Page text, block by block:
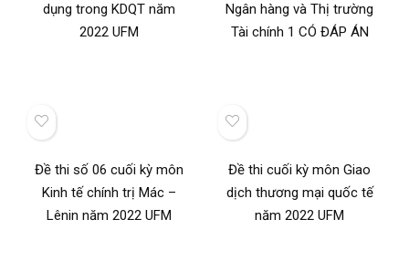
dụng trong KDQT năm
2022 UFM
Ngân hàng và Thị trường
Tài chính 1 CÓ ĐÁP ÁN
Đề thi số 06 cuối kỳ môn
Kinh tế chính trị Mác –
Lênin năm 2022 UFM
Đề thi cuối kỳ môn Giao
dịch thương mại quốc tế
năm 2022 UFM